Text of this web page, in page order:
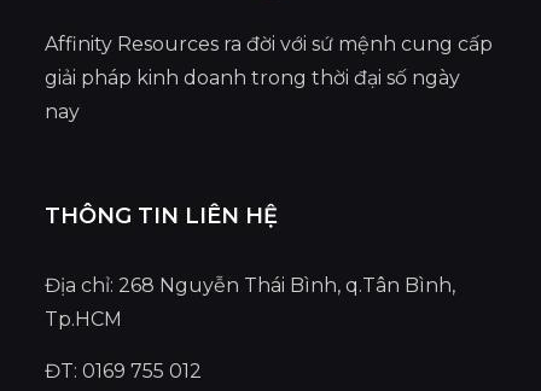
Affinity Resources ra đời với sứ mệnh cung cấp
giải pháp kinh doanh trong thời đại số ngày
nay
THÔNG TIN LIÊN HỆ
Địa chỉ: 268 Nguyễn Thái Bình, q.Tân Bình,
Tp.HCM
ĐT: 0169 755 012